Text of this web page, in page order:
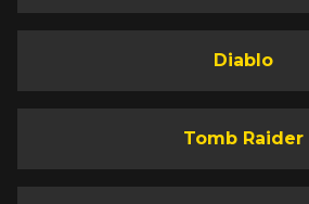
Diablo
Tomb Raider